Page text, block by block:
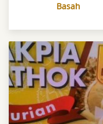
Basah